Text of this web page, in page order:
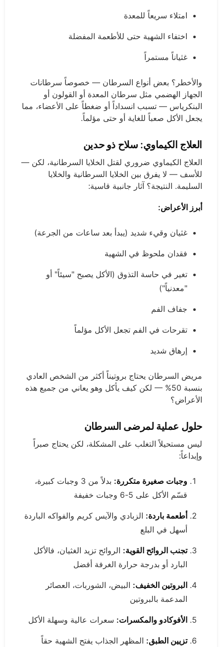
امتلاء سريعاً للمعدة
اختفاء الشهية حتى للأطعمة المفضلة
غثياناً مستمراً
والأخطر؟ بعض أنواع السرطان — خصوصاً سرطانات
الجهاز الهضمي مثل سرطان المعدة أو القولون أو
البنكرياس — تسبب انسداداً أو ضغطاً على الأعضاء، مما
يجعل الأكل صعباً للغاية أو حتى مؤلماً.
العلاج الكيماوي: سلاح ذو حدين
العلاج الكيماوي ضروري لقتل الخلايا السرطانية، لكن —
للأسف — لا يفرق بين الخلايا السرطانية والخلايا
السليمة. النتيجة؟ آثار جانبية قاسية:
أبرز الأعراض:
غثيان وقيء شديد (يبدأ بعد ساعات من الجرعة)
فقدان ملحوظ في الشهية
تغير في حاسة التذوق (الأكل يصبح "سيئاً" أو
"معدنياً")
جفاف الفم
تقرحات في الفم تجعل الأكل مؤلماً
إرهاق شديد
مريض السرطان يحتاج بروتيناً أكثر من الشخص العادي
بنسبة 50% — لكن كيف يأكل وهو يعاني من جميع هذه
الأعراض؟
حلول عملية لمرضى السرطان
ليس مستحيلاً التغلب على المشكلة، لكن يحتاج صبراً
وإبداعاً:
وجبات صغيرة متكررة:
بدلاً من 3 وجبات كبيرة،
قسّم الأكل على 5-6 وجبات خفيفة
أطعمة باردة: الزبادي والآيس كريم والفواكه الباردة
أسهل في البلع
تجنب الروائح القوية: الروائح تزيد الغثيان، فالأكل
البارد أو بدرجة حرارة الغرفة أفضل
البروتين الخفيف: البيض، الشوربات، العصائر
المدعمة بالبروتين
الأفوكادو والمكسرات: سعرات عالية وسهلة الأكل
تزيين الطبق: المظهر الجذاب يفتح الشهية حقاً